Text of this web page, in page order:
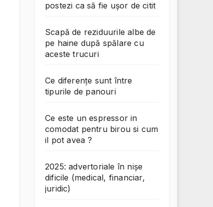
postezi ca să fie ușor de citit
Scapă de reziduurile albe de
pe haine după spălare cu
aceste trucuri
Ce diferențe sunt între
tipurile de panouri
Ce este un espressor in
comodat pentru birou si cum
il pot avea ?
2025: advertoriale în nișe
dificile (medical, financiar,
juridic)